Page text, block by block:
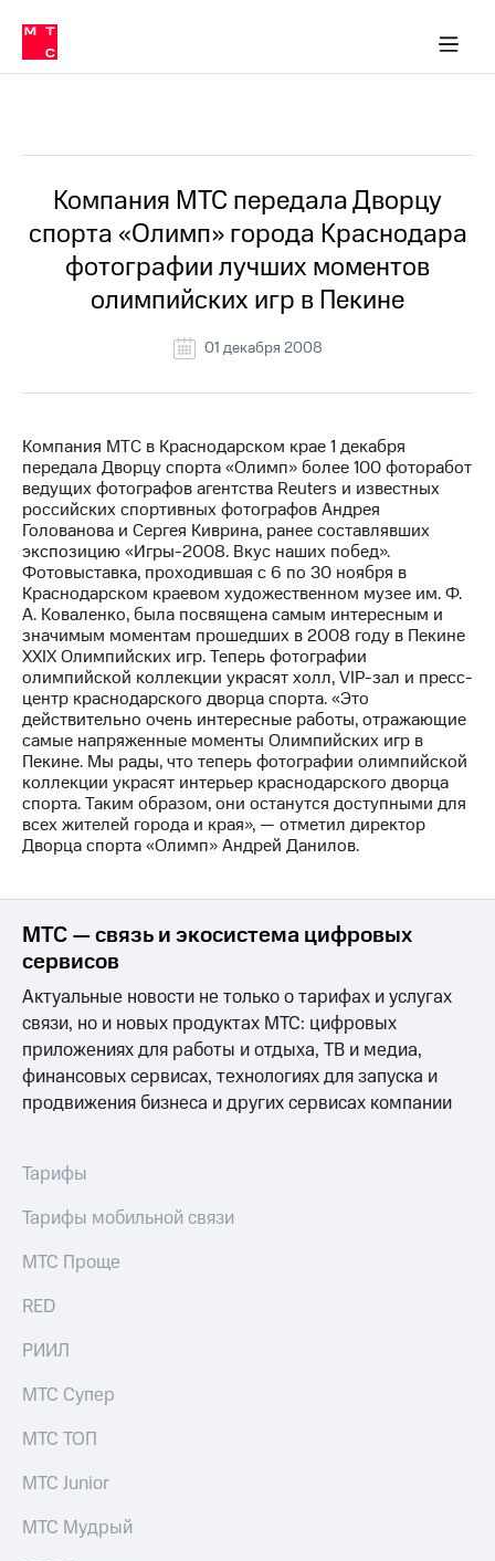
Медиа-центр
и акционерам
Устойчивое развитие
Комплаенс и деловая этика
компании
Карьера
История
компании
Руководство
региона
информация
Медиа-центр
Пресс-
релизы
МТС
о технологиях
Достижения
Интервью
Финансовая
отчетность
Контакты
Новости
в
регионе
Корпоративный
секретарь
Раскрытие
информации
Информация
акционерам
Документы
ПАО
кабинет
акционера
капитал
Программа
Порядок
акций
Дивиденды
в МТС
Пресс-
релизы
МТС
о технологиях
Компания МТС передала Дворцу
спорта «Олимп» города Краснодара
фотографии лучших моментов
олимпийских игр в Пекине
01 декабря 2008
Компания МТС в Краснодарском крае 1 декабря
передала Дворцу спорта «Олимп» более 100 фоторабот
ведущих фотографов агентства Reuters и известных
российских спортивных фотографов Андрея
Голованова и Сергея Киврина, ранее составлявших
экспозицию «Игры-2008. Вкус наших побед».
Фотовыставка, проходившая с 6 по 30 ноября в
Краснодарском краевом художественном музее им. Ф.
А. Коваленко, была посвящена самым интересным и
значимым моментам прошедших в 2008 году в Пекине
XXIX Олимпийских игр. Теперь фотографии
олимпийской коллекции украсят холл, VIP-зал и пресс-
центр краснодарского дворца спорта. «Это
действительно очень интересные работы, отражающие
самые напряженные моменты Олимпийских игр в
Пекине. Мы рады, что теперь фотографии олимпийской
коллекции украсят интерьер краснодарского дворца
спорта. Таким образом, они останутся доступными для
всех жителей города и края», — отметил директор
Дворца спорта «Олимп» Андрей Данилов.
МТС — связь и экосистема цифровых
сервисов
Актуальные новости не только о тарифах и услугах
связи, но и новых продуктах МТС: цифровых
приложениях для работы и отдыха, ТВ и медиа,
финансовых сервисах, технологиях для запуска и
продвижения бизнеса и других сервисах компании
Тарифы
Тарифы мобильной связи
МТС Проще
RED
РИИЛ
МТС Супер
МТС ТОП
МТС Junior
МТС Мудрый